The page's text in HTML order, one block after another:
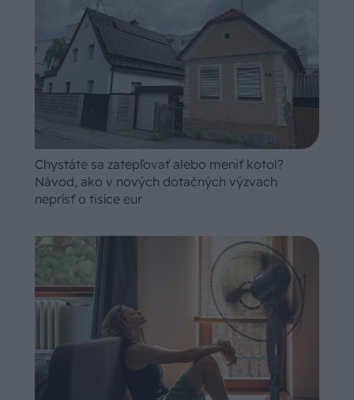
Chystáte sa zatepľovať alebo meniť kotol?
Návod, ako v nových dotačných výzvach
neprísť o tisíce eur